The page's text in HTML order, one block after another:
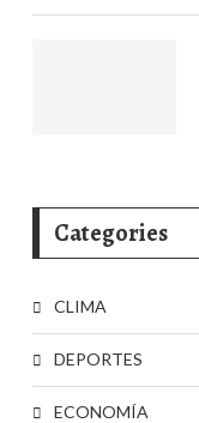
Categories
CLIMA
DEPORTES
ECONOMÍA